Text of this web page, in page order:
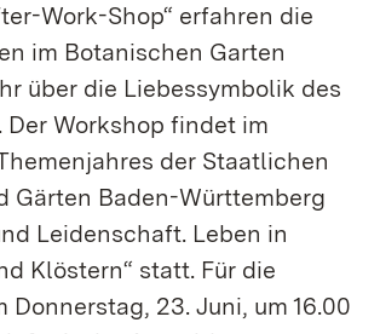
Work-Shop“ erfahren die
im Botanischen Garten
über die Liebessymbolik des
Der Workshop findet im
der Staatlichen
Gärten Baden-Württemberg
Leidenschaft. Leben in
Klöstern“ statt. Für die
Donnerstag, 23. Juni, um 16.00